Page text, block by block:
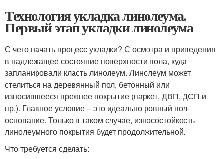
Технология укладка линолеума.
Первый этап укладки линолеума
С чего начать процесс укладки? С осмотра и приведения
в надлежащее состояние поверхности пола, куда
запланировали класть линолеум. Линолеум может
стелиться на деревянный пол, бетонный или
износившееся прежнее покрытие (паркет, ДВП, ДСП и
пр.). Главное условие – это идеально ровный пол-
основание. Только в таком случае, износостойкость
линолеумного покрытия будет продолжительной.
Что требуется сделать: